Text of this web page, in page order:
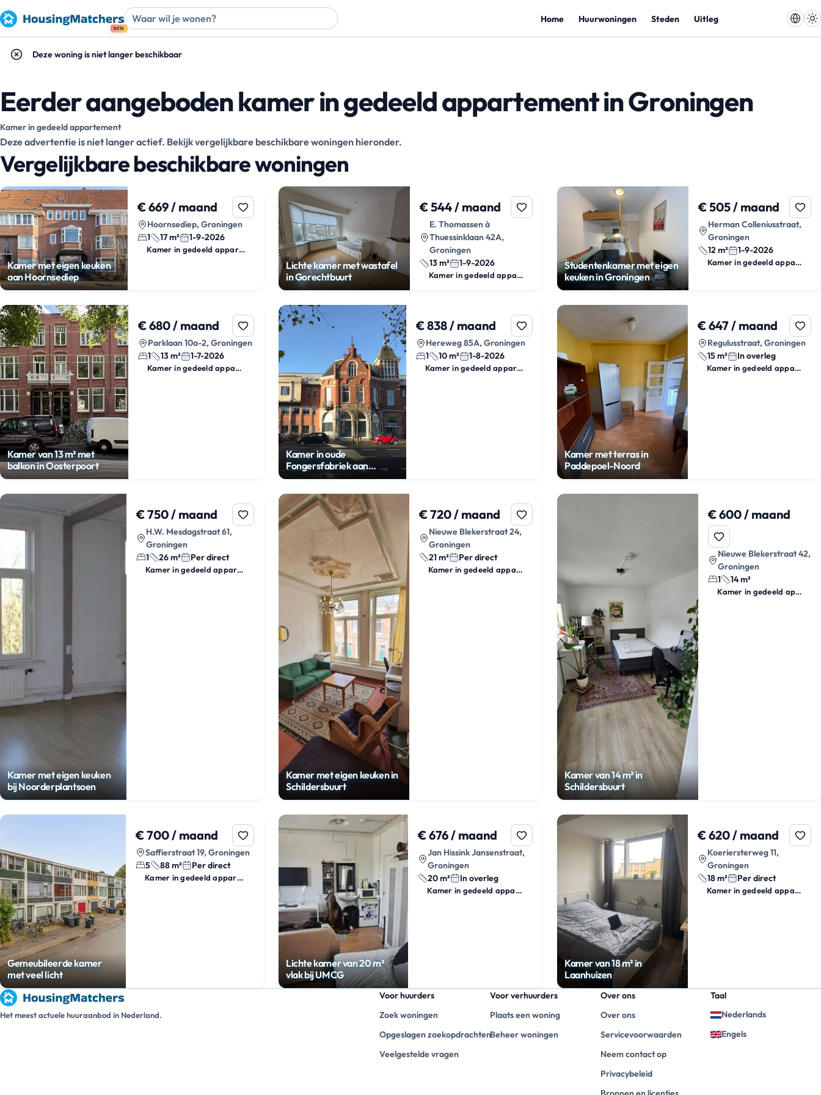
BETA
Home Huurwoningen Steden Uitleg
Deze woning is niet langer beschikbaar
Eerder aangeboden kamer in gedeeld appartement in Groningen
Kamer in gedeeld appartement
Deze advertentie is niet langer actief. Bekijk vergelijkbare beschikbare woningen hieronder.
Vergelijkbare beschikbare woningen
Kamer met eigen keuken
aan Hoornsediep
€ 669 / maand
Hoornsediep, Groningen
1
17 m² 1-9-2026
Kamer in gedeeld appartement
Lichte kamer met wastafel
in Gorechtbuurt
€ 544 / maand
E. Thomassen à
Thuessinklaan 42A,
Groningen
13 m²
1-9-2026
Kamer in gedeeld appartement
Studentenkamer met eigen
keuken in Groningen
€ 505 / maand
Herman Colleniusstraat,
Groningen
12 m²
1-9-2026
Kamer in gedeeld appartement
Kamer van 13 m² met
balkon in Oosterpoort
€ 680 / maand
Parklaan 10a-2, Groningen
1
13 m² 1-7-2026
Kamer in gedeeld appartement
Kamer in oude
Fongersfabriek aan
Hereweg
€ 838 / maand
Hereweg 85A, Groningen
1
10 m² 1-8-2026
Kamer in gedeeld appartement
Kamer met terras in
Paddepoel-Noord
€ 647 / maand
Regulusstraat, Groningen
15 m²
In overleg
Kamer in gedeeld appartement
Kamer met eigen keuken
bij Noorderplantsoen
€ 750 / maand
H.W. Mesdagstraat 61,
Groningen
1
26 m² Per direct
Kamer in gedeeld appartement
Kamer met eigen keuken in
Schildersbuurt
€ 720 / maand
Nieuwe Blekerstraat 24,
Groningen
21 m²
Per direct
Kamer in gedeeld appartement
Kamer van 14 m² in
Schildersbuurt
€ 600 / maand
Nieuwe Blekerstraat 42,
Groningen
1
14 m²
Kamer in gedeeld appartement
Gemeubileerde kamer
met veel licht
€ 700 / maand
Saffierstraat 19, Groningen
5
88 m² Per direct
Kamer in gedeeld appartement
Lichte kamer van 20 m²
vlak bij UMCG
€ 676 / maand
Jan Hissink Jansenstraat,
Groningen
20 m²
In overleg
Kamer in gedeeld appartement
Kamer van 18 m² in
Laanhuizen
€ 620 / maand
Koeriersterweg 11,
Groningen
18 m²
Per direct
Kamer in gedeeld appartement
Het meest actuele huuraanbod in Nederland.
Voor huurders
Zoek woningen
Opgeslagen zoekopdrachten
Veelgestelde vragen
Voor verhuurders
Plaats een woning
Beheer woningen
Over ons
Over ons
Servicevoorwaarden
Neem contact op
Privacybeleid
Taal
Nederlands
Engels